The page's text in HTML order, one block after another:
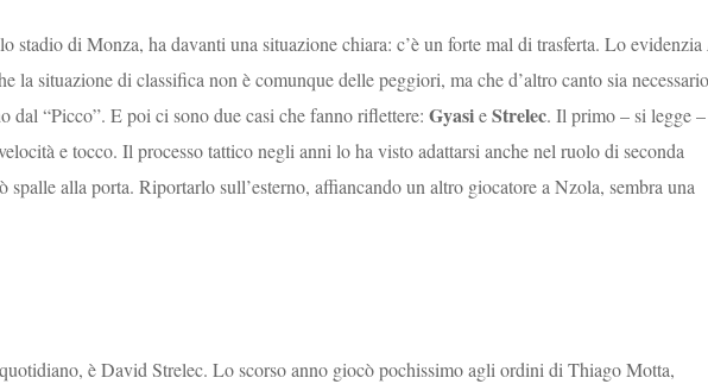
stadio di Monza, ha davanti una situazione chiara: c’è un forte mal di trasferta. Lo evidenzia
la situazione di classifica non è comunque delle peggiori, ma che d’altro canto sia necessario
dal “Picco”. E poi ci sono due casi che fanno riflettere: GyasieStrelec. Il primo – si legge –
e tocco. Il processo tattico negli anni lo ha visto adattarsi anche nel ruolo di seconda
spalle alla porta. Riportarlo sull’esterno, affiancando un altro giocatore a Nzola, sembra una
è David Strelec. Lo scorso anno giocò pochissimo agli ordini di Thiago Motta,